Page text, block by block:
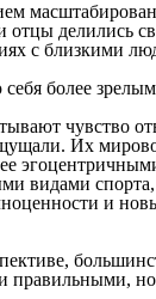
делились
с близкими
более
чувство
Их
видами
и